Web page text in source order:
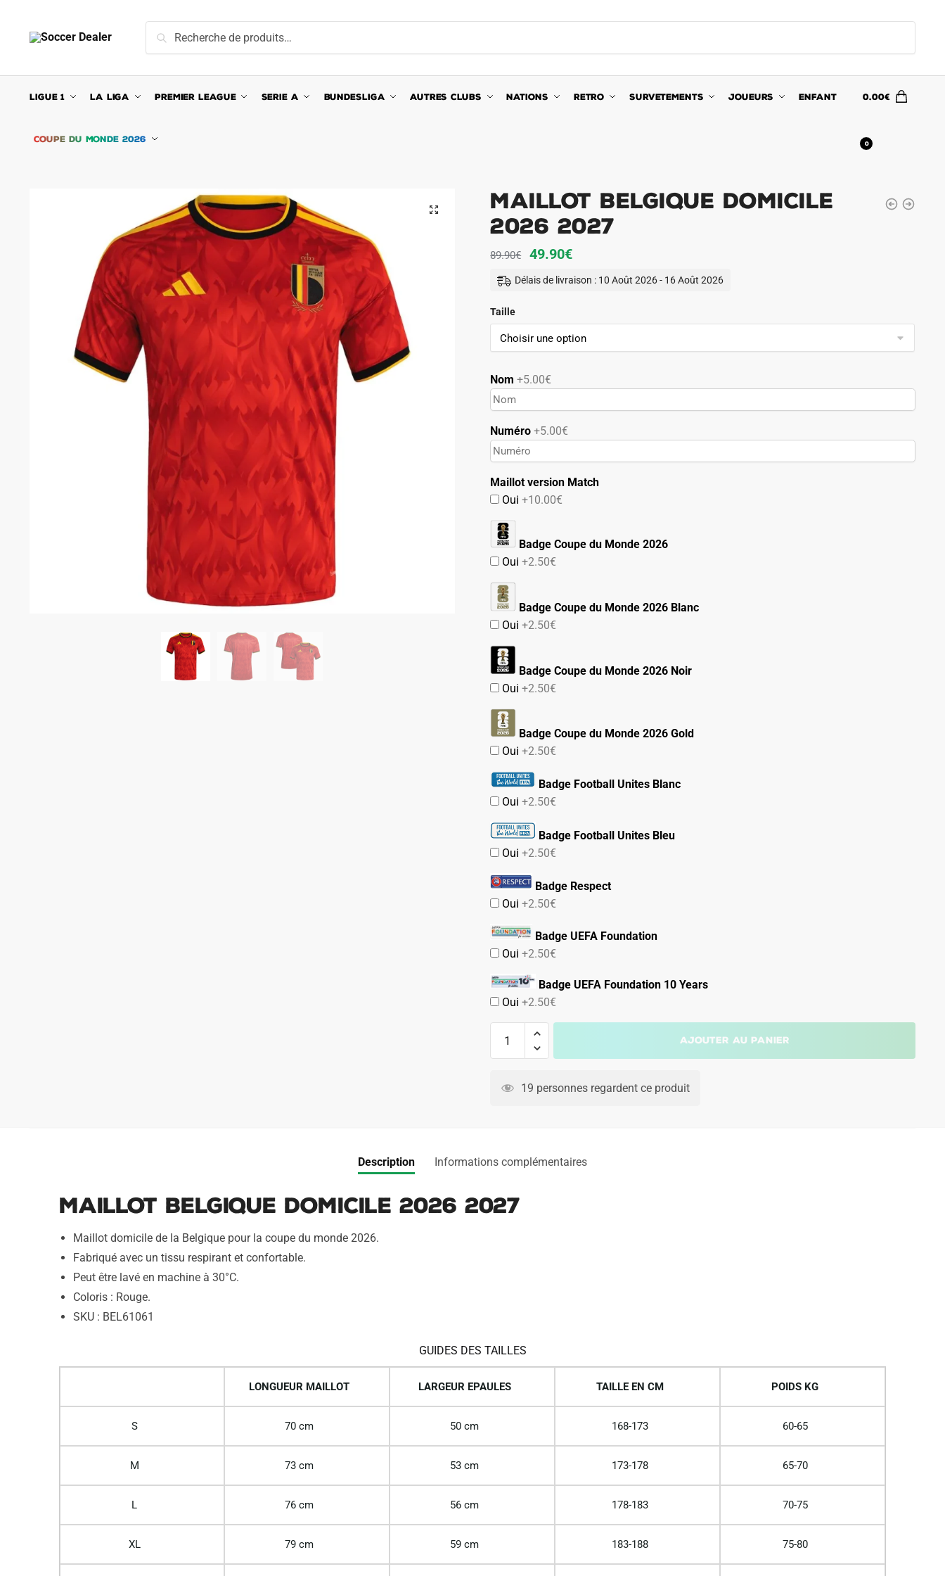
navigation
content
pour :
Recherche
LIGUE 1 LA LIGA PREMIER LEAGUE SERIE A BUNDESLIGA AUTRES CLUBS NATIONS RETRO SURVETEMENTS JOUEURS ENFANT
COUPE DU MONDE 2026
0.00€
0
🔍
Maillot Belgique Domicile
2026 2027
89.90€
Le
prix
89.90€.
49.90€Le
prix
49.90€.
Délais de livraison : 10 Août 2026 - 16 Août 2026
Taille
Nom +5.00€
Numéro+5.00€
Maillot version Match
Oui+10.00€
Badge Coupe du Monde 2026
Oui+2.50€
Badge Coupe du Monde 2026 Blanc
Oui+2.50€
Badge Coupe du Monde 2026 Noir
Oui+2.50€
Badge Coupe du Monde 2026 Gold
Oui+2.50€
Badge Football Unites Blanc
Oui+2.50€
Badge Football Unites Bleu
Oui+2.50€
Badge Respect
Oui+2.50€
Badge UEFA Foundation
Oui+2.50€
Badge UEFA Foundation 10 Years
Oui+2.50€
Belgique
Ajouter au panier
i
19 personnes regardent ce produit
Description Informations complémentaires
Maillot Belgique Domicile 2026 2027
Maillot domicile de la Belgique pour la coupe du monde 2026.
Fabriqué avec un tissu respirant et confortable.
Peut être lavé en machine à 30°C.
Coloris : Rouge.
SKU : BEL61061
GUIDES DES TAILLES
LONGUEUR MAILLOT LARGEUR EPAULES TAILLE EN CM POIDS KG
S 70 cm 50 cm 168-173 60-65
M 73 cm 53 cm 173-178 65-70
L 76 cm 56 cm 178-183 70-75
XL 79 cm 59 cm 183-188 75-80